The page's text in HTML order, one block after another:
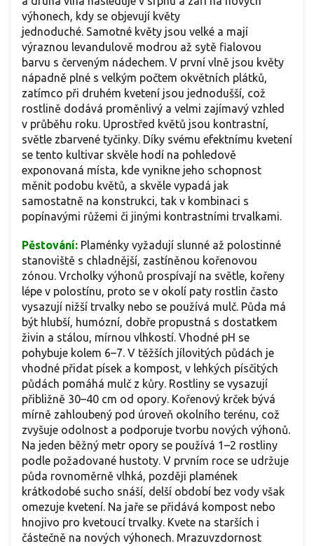
výhonech, kdy se objevují květy
jednoduché. Samotné květy jsou velké a mají
výraznou levandulově modrou až sytě fialovou
barvu s červeným nádechem. V první vlně jsou květy
nápadně plné s velkým počtem okvětních plátků,
zatímco při druhém kvetení jsou jednodušší, což
rostlině dodává proměnlivý a velmi zajímavý vzhled
v průběhu roku. Uprostřed květů jsou kontrastní,
světle zbarvené tyčinky. Díky svému efektnímu kvetení
se tento kultivar skvěle hodí na pohledově
exponovaná místa, kde vynikne jeho schopnost
měnit podobu květů, a skvěle vypadá jak
samostatně na konstrukci, tak v kombinaci s
popínavými růžemi či jinými kontrastními trvalkami.
Pěstování: Plaménky vyžadují slunné až polostinné
stanoviště s chladnější, zastíněnou kořenovou
zónou. Vrcholky výhonů prospívají na světle, kořeny
lépe v polostínu, proto se v okolí paty rostlin často
vysazují nižší trvalky nebo se používá mulč. Půda má
být hlubší, humózní, dobře propustná s dostatkem
živin a stálou, mírnou vlhkostí. Vhodné pH se
pohybuje kolem 6–7. V těžších jílovitých půdách je
vhodné přidat písek a kompost, v lehkých písčitých
půdách pomáhá mulč z kůry. Rostliny se vysazují
přibližně 30–40 cm od opory. Kořenový krček bývá
mírně zahloubený pod úroveň okolního terénu, což
zvyšuje odolnost a podporuje tvorbu nových výhonů.
Na jeden běžný metr opory se používá 1–2 rostliny
podle požadované hustoty. V prvním roce se udržuje
půda rovnoměrně vlhká, později plamének
krátkodobé sucho snáší, delší období bez vody však
omezuje kvetení. Na jaře se přidává kompost nebo
hnojivo pro kvetoucí trvalky. Kvete na starších i
částečně na nových výhonech. Mrazuvzdornost